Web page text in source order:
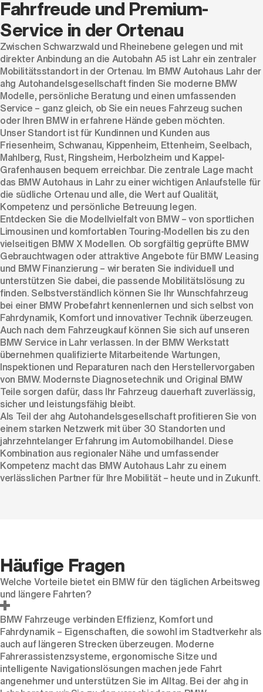
Fahrfreude und Premium-
Service in der Ortenau
Zwischen Schwarzwald und Rheinebene gelegen und mit
direkter Anbindung an die Autobahn A5 ist Lahr ein zentraler
Mobilitätsstandort in der Ortenau. Im BMW Autohaus Lahr der
ahg Autohandelsgesellschaft finden Sie moderne BMW
Modelle, persönliche Beratung und einen umfassenden
Service – ganz gleich, ob Sie ein neues Fahrzeug suchen
oder Ihren BMW in erfahrene Hände geben möchten.
Unser Standort ist für Kundinnen und Kunden aus
Friesenheim, Schwanau, Kippenheim, Ettenheim, Seelbach,
Mahlberg, Rust, Ringsheim, Herbolzheim und Kappel-
Grafenhausen bequem erreichbar. Die zentrale Lage macht
das BMW Autohaus in Lahr zu einer wichtigen Anlaufstelle für
die südliche Ortenau und alle, die Wert auf Qualität,
Kompetenz und persönliche Betreuung legen.
Entdecken Sie die Modellvielfalt von BMW – von sportlichen
Limousinen und komfortablen Touring-Modellen bis zu den
vielseitigen BMW X Modellen. Ob sorgfältig geprüfte BMW
Gebrauchtwagen oder attraktive Angebote für BMW Leasing
und BMW Finanzierung – wir beraten Sie individuell und
unterstützen Sie dabei, die passende Mobilitätslösung zu
finden. Selbstverständlich können Sie Ihr Wunschfahrzeug
bei einer BMW Probefahrt kennenlernen und sich selbst von
Fahrdynamik, Komfort und innovativer Technik überzeugen.
Auch nach dem Fahrzeugkauf können Sie sich auf unseren
BMW Service in Lahr verlassen. In der BMW Werkstatt
übernehmen qualifizierte Mitarbeitende Wartungen,
Inspektionen und Reparaturen nach den Herstellervorgaben
von BMW. Modernste Diagnosetechnik und Original BMW
Teile sorgen dafür, dass Ihr Fahrzeug dauerhaft zuverlässig,
sicher und leistungsfähig bleibt.
Als Teil der ahg Autohandelsgesellschaft profitieren Sie von
einem starken Netzwerk mit über 30 Standorten und
jahrzehntelanger Erfahrung im Automobilhandel. Diese
Kombination aus regionaler Nähe und umfassender
Kompetenz macht das BMW Autohaus Lahr zu einem
verlässlichen Partner für Ihre Mobilität – heute und in Zukunft.
Häufige Fragen
Welche Vorteile bietet ein BMW für den täglichen Arbeitsweg
und längere Fahrten?
BMW Fahrzeuge verbinden Effizienz, Komfort und
Fahrdynamik – Eigenschaften, die sowohl im Stadtverkehr als
auch auf längeren Strecken überzeugen. Moderne
Fahrerassistenzsysteme, ergonomische Sitze und
intelligente Navigationslösungen machen jede Fahrt
angenehmer und unterstützen Sie im Alltag. Bei der ahg in